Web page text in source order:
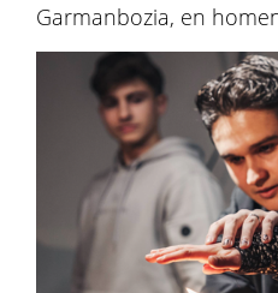
Garmanbozia, en